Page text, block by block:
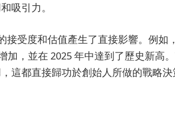
吸引力。
接受度和估值產生了直接影響。例如
加，並在 2025 年中達到了歷史新高
這都直接歸功於創始人所做的戰略決